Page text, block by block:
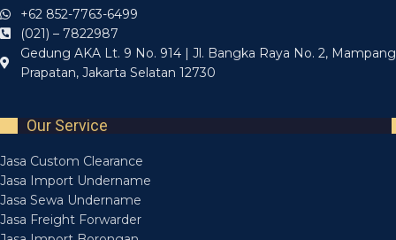
+62 852-7763-6499
(021) – 7822987
Gedung AKA Lt. 9 No. 914 | Jl. Bangka Raya No. 2, Mampang
Prapatan, Jakarta Selatan 12730
Our Service
Jasa Custom Clearance
Jasa Import Undername
Jasa Sewa Undername
Jasa Freight Forwarder